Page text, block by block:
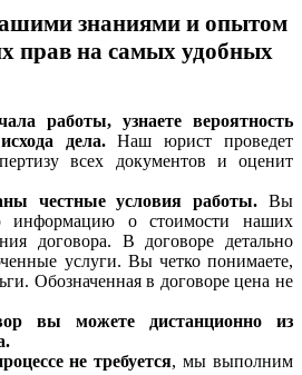
знаниями и опытом
прав на самых удобных
работы, узнаете вероятность
дела.Наш юрист проведет
всех документов и оценит
честные условия работы.Вы
информацию о стоимости наших
договора. В договоре детально
услуги. Вы четко понимаете,
Обозначенная в договоре цена не
вы можете дистанционно из
не требуется, мы выполним